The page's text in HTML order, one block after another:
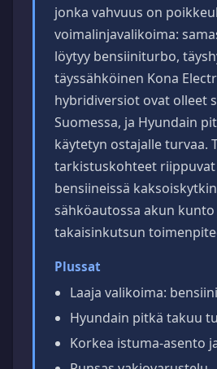
jonka vahvuus on
voimalinjavalikoima:
löytyy bensiiniturbo,
täyssähköinen Kona
hybridiversiot ovat olleet
Suomessa, ja Hyundain
käytetyn ostajalle turvaa.
tarkistuskohteet riippuvat
bensiineissä
sähköautossa akun kunto
takaisinkutsun
Plussat
Laaja valikoima:
Hyundain pitkä takuu
Korkea istuma-asento